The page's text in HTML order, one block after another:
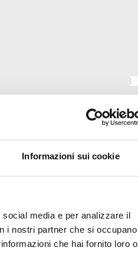
Informazioni sui cookie
media e per analizzare il
i nostri partner che si occupano
che hai fornito loro o